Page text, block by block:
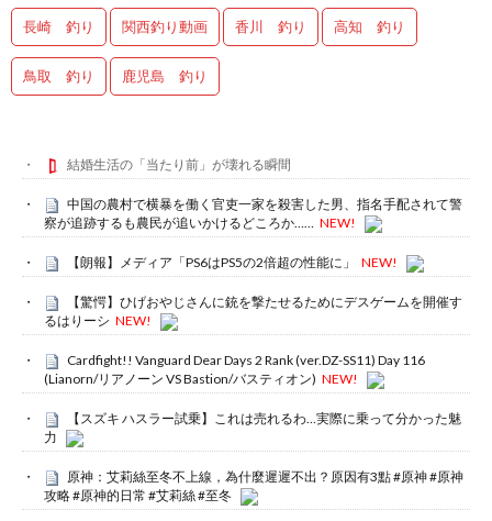
長崎 釣り 関西釣り動画 香川 釣り 高知 釣り
鳥取 釣り 鹿児島 釣り
結婚生活の「当たり前」が壊れる瞬間
中国の農村で横暴を働く官吏一家を殺害した男、指名手配されて警
察が追跡するも農民が追いかけるどころか…… NEW!
【朗報】メディア「PS6はPS5の2倍超の性能に」 NEW!
【驚愕】ひげおやじさんに銃を撃たせるためにデスゲームを開催す
るはりーシ NEW!
Cardfight!! Vanguard Dear Days 2 Rank (ver.DZ-SS11) Day 116
(Lianorn/リアノーン VS Bastion/バスティオン) NEW!
【スズキ ハスラー試乗】これは売れるわ…実際に乗って分かった魅
力
原神：艾莉絲至冬不上線，為什麼遲遲不出？原因有3點 #原神 #原神
攻略 #原神的日常 #艾莉絲 #至冬